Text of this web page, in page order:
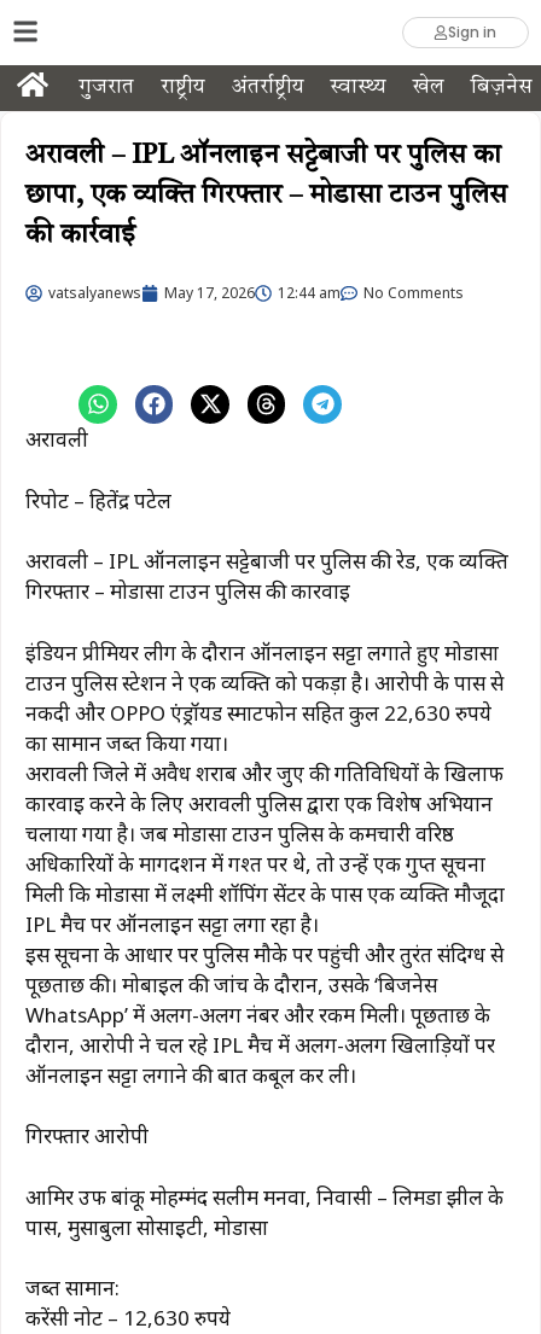
Sign in
गुजरात राष्ट्रीय अंतर्राष्ट्रीय स्वास्थ्य खेल बिज़नेस
अरावली – IPL ऑनलाइन सट्टेबाजी पर पुलिस का
छापा, एक व्यक्ति गिरफ्तार – मोडासा टाउन पुलिस
की कार्रवाई
vatsalyanews May 17, 2026 12:44 am No Comments
अरावली
रिपोर्ट – हितेंद्र पटेल
अरावली – IPL ऑनलाइन सट्टेबाजी पर पुलिस की रेड, एक व्यक्ति
गिरफ्तार – मोडासा टाउन पुलिस की कार्रवाई
इंडियन प्रीमियर लीग के दौरान ऑनलाइन सट्टा लगाते हुए मोडासा
टाउन पुलिस स्टेशन ने एक व्यक्ति को पकड़ा है। आरोपी के पास से
नकदी और OPPO एंड्रॉयड स्मार्टफोन सहित कुल 22,630 रुपये
का सामान जब्त किया गया।
अरावली जिले में अवैध शराब और जुए की गतिविधियों के खिलाफ
कार्रवाई करने के लिए अरावली पुलिस द्वारा एक विशेष अभियान
चलाया गया है। जब मोडासा टाउन पुलिस के कर्मचारी वरिष्ठ
अधिकारियों के मार्गदर्शन में गश्त पर थे, तो उन्हें एक गुप्त सूचना
मिली कि मोडासा में लक्ष्मी शॉपिंग सेंटर के पास एक व्यक्ति मौजूदा
IPL मैच पर ऑनलाइन सट्टा लगा रहा है।
इस सूचना के आधार पर पुलिस मौके पर पहुंची और तुरंत संदिग्ध से
पूछताछ की। मोबाइल की जांच के दौरान, उसके ‘बिजनेस
WhatsApp’ में अलग-अलग नंबर और रकम मिली। पूछताछ के
दौरान, आरोपी ने चल रहे IPL मैच में अलग-अलग खिलाड़ियों पर
ऑनलाइन सट्टा लगाने की बात कबूल कर ली।
गिरफ्तार आरोपी
आमिर उर्फ ​​बांकू मोहम्मंद सलीम मनवा, निवासी – लिमडा झील के
पास, मुसाबुला सोसाइटी, मोडासा
जब्त सामान:
करेंसी नोट – 12,630 रुपये